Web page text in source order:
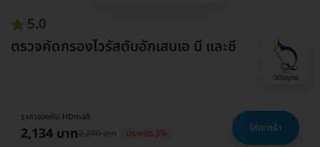
5.0
ตรวจคัดกรองไวรัสตับอักเสบเอ บี และซี
ราคาจองกับ HDmall
2,134 บาท2,200 บาท ประหยัด 3% ใส่ตะกร้า